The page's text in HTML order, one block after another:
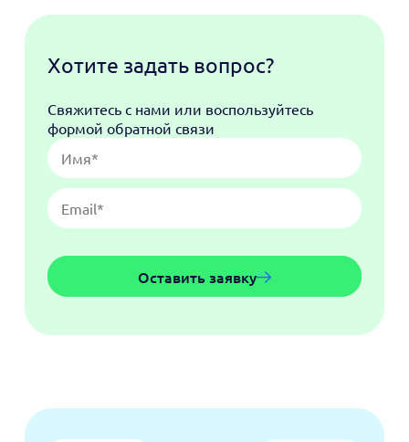
Хотите задать вопрос?
Свяжитесь с нами или воспользуйтесь
формой обратной связи
Оставить заявку